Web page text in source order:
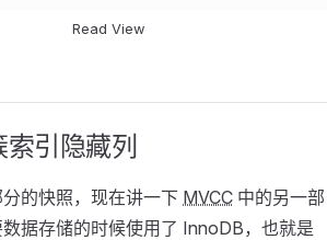
Read View
引隐藏列
的快照，现在讲一下 MVCC 中的另一部
据存储的时候使用了 InnoDB，也就是